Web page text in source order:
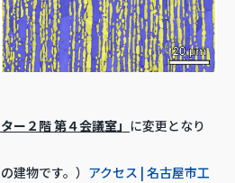
ー２階 第４会議室」 に変更となり
建物です。） アクセス | 名古屋市工